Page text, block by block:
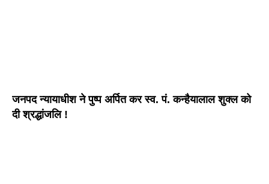
जनपद न्यायाधीश ने पुष्प अर्पित कर स्व. पं. कन्हैयालाल शुक्ल को
दी श्रद्धांजलि !